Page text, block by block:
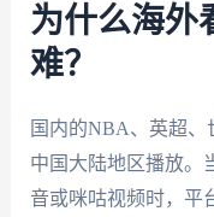
为什么海外
难？
国内的NBA、英超
中国大陆地区播放。
音或咪咕视频时，平